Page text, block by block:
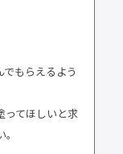
もらえるよう
ってほしいと求